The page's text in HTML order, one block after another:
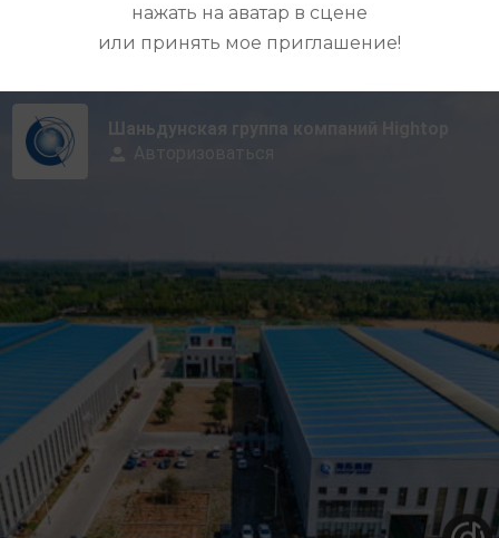
нажать на аватар в сцене
или принять мое приглашение!